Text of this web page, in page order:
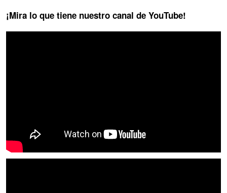
¡Mira lo que tiene nuestro canal de YouTube!